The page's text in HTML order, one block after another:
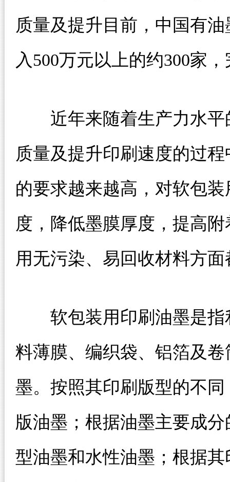
质量及提升目前，中国有
入500万元以上的约300家
近年来随着生产力水平
质量及提升印刷速度的过
的要求越来越高，对软包
度，降低墨膜厚度，提高
用无污染、易回收材料方
软包装用印刷油墨是指
料薄膜、编织袋、铝箔及
墨。按照其印刷版型的不
版油墨；根据油墨主要成
型油墨和水性油墨；根据